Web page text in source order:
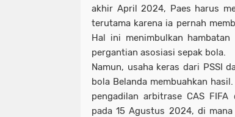
akhir April 2024, Paes harus
terutama karena ia pernah
Hal ini menimbulkan
pergantian asosiasi sepak bola.
Namun, usaha keras dari PSSI
bola Belanda membuahkan
pengadilan arbitrase CAS
pada 15 Agustus 2024, di